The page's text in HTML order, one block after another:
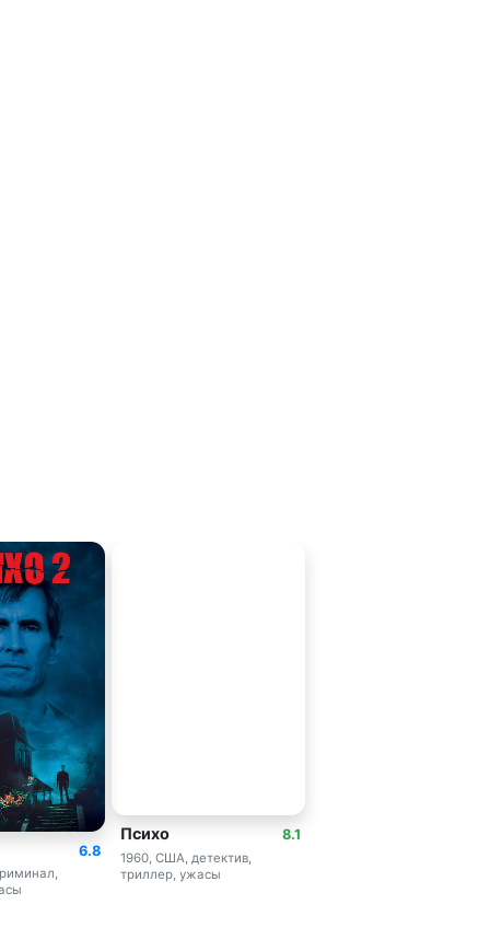
6.8
8.1
Психо
1960, США, детектив,
триллер, ужасы